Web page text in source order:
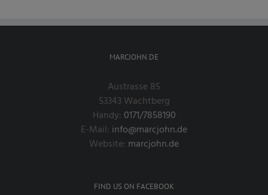
MARCJOHN.DE
Austrasse 85
53343 Wachtberg
Handy: 0171/7858190
E-Mail: info@marcjohn.de
Website: marcjohn.de
FIND US ON FACEBOOK